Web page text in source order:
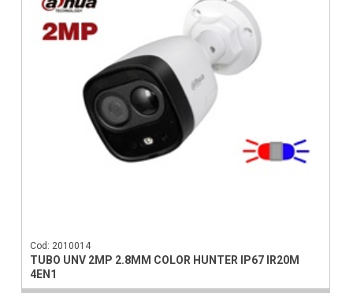
Cod: 2010014
TUBO UNV 2MP 2.8MM COLOR HUNTER IP67 IR20M
4EN1